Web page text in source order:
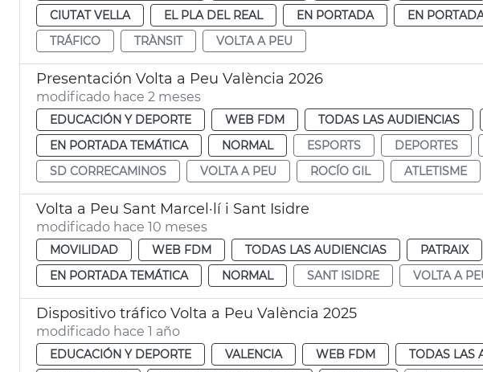
CIUTAT VELLA
EL PLA DEL REAL EN PORTADA EN
TRÁFICO
TRÀNSIT VOLTA A PEU
Presentación Volta a Peu València 2026
modificado hace 2 meses
EDUCACIÓN Y DEPORTE WEB FDM TODAS LAS AUDIENCIAS
EN PORTADA TEMÁTICA
NORMAL ESPORTS DEPORTES
SD CORRECAMINOS
VOLTA A PEU ROCÍO GIL ATLETISME
Volta a Peu Sant Marcel·lí i Sant Isidre
modificado hace 10 meses
MOVILIDAD WEB FDM TODAS LAS AUDIENCIAS PATRAIX
EN PORTADA TEMÁTICA
NORMAL SANT ISIDRE VOLTA A
Dispositivo tráfico Volta a Peu València 2025
modificado hace 1 año
EDUCACIÓN Y DEPORTE VALENCIA WEB FDM TODAS LAS